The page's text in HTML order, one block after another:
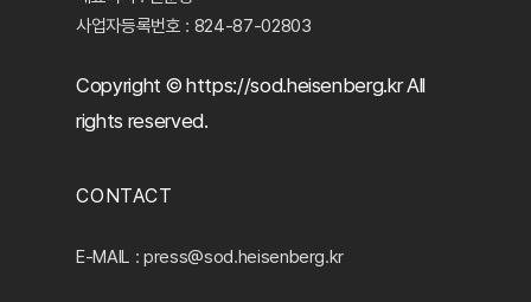
사업자등록번호 : 824-87-02803
Copyright © https://sod.heisenberg.kr All
rights reserved.
CONTACT
E-MAIL : press@sod.heisenberg.kr